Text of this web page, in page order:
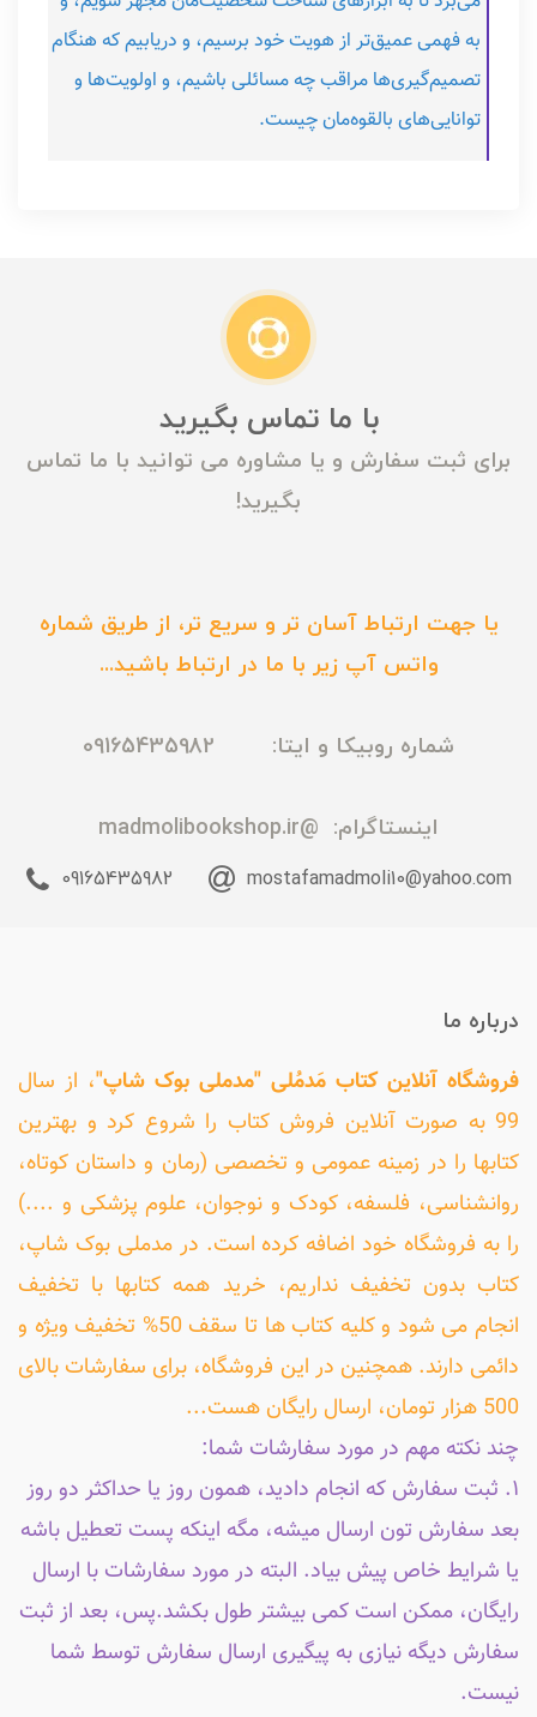
به فهمی عمیق‌تر از هویت خود برسیم، و دریابیم که هنگام
تصمیم‌گیری‌ها مراقب چه مسائلی باشیم، و اولویت‌ها و
توانایی‌های بالقوه‌مان چیست.
با ما تماس بگیرید
برای ثبت سفارش و یا مشاوره می توانید با ما تماس
بگیرید!
یا جهت ارتباط آسان تر و سریع تر، از طریق شماره
واتس آپ زیر با ما در ارتباط باشید...
شماره روبیکا و ایتا: 09165435982
اینستاگرام: @madmolibookshop.ir
mostafamadmoli10@yahoo.com
09165435982
درباره ما
فروشگاه آنلاین کتاب مَدمُلی "مدملی بوک شاپ"، از سال
99 به صورت آنلاین فروش کتاب را شروع کرد و بهترین
کتابها را در زمینه عمومی و تخصصی (رمان و داستان کوتاه،
روانشناسی، فلسفه، کودک و نوجوان، علوم پزشکی و ....)
را به فروشگاه خود اضافه کرده است. در مدملی بوک شاپ،
کتاب بدون تخفیف نداریم، خرید همه کتابها با تخفیف
انجام می شود و کلیه کتاب ها تا سقف 50% تخفیف ویژه و
دائمی دارند. همچنین در این فروشگاه، برای سفارشات بالای
500 هزار تومان، ارسال رایگان هست...
چند نکته مهم در مورد سفارشات شما:
۱. ثبت سفارش که انجام دادید، همون روز یا حداکثر دو روز
بعد سفارش تون ارسال میشه، مگه اینکه پست تعطیل باشه
یا شرایط خاص پیش بیاد. البته در مورد سفارشات با ارسال
رایگان، ممکن است کمی بیشتر طول بکشد.پس، بعد از ثبت
سفارش دیگه نیازی به پیگیری ارسال سفارش توسط شما
نیست.